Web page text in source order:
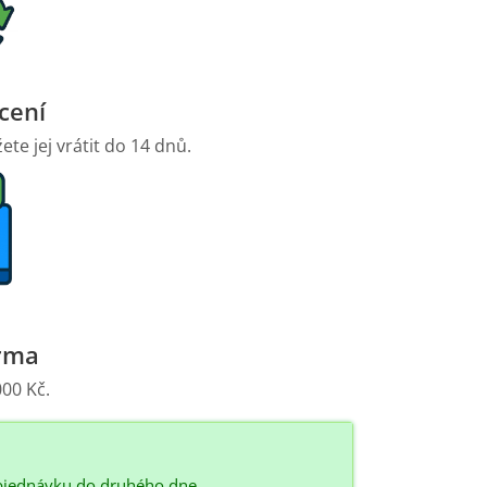
jej vrátit do 14 dnů.
Kč.